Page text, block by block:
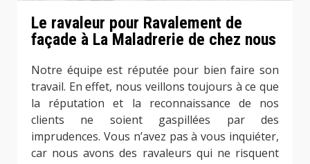
Le ravaleur pour Ravalement de
façade à La Maladrerie de chez nous
Notre équipe est réputée pour bien faire son
travail. En effet, nous veillons toujours à ce que
la réputation et la reconnaissance de nos
clients ne soient gaspillées par des
imprudences. Vous n’avez pas à vous inquiéter,
car nous avons des ravaleurs qui ne risquent